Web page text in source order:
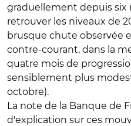
graduellement depuis six
retrouver les niveaux de
brusque chute observée
contre-courant, dans la
quatre mois de
sensiblement plus
octobre).
La note de la Banque de
d'explication sur ces